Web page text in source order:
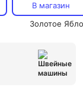
В магазин
Золотое